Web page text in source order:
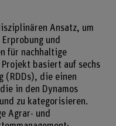
Ansatz, um
und
für nachhaltige
basiert auf sechs
(RDDs), die einen
in den Dynamos
zu kategorisieren.
Agrar- und